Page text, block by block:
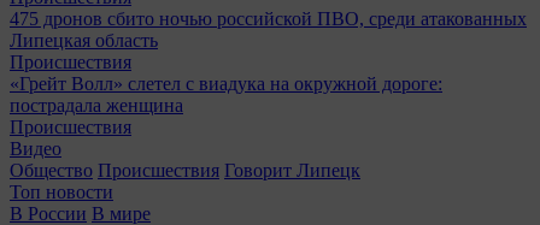
475 дронов сбито ночью российской ПВО, среди атакованных
Липецкая область
Происшествия
«Грейт Волл» слетел с виадука на окружной дороге:
пострадала женщина
Происшествия
Видео
Общество Происшествия Говорит Липецк
Топ новости
В России В мире